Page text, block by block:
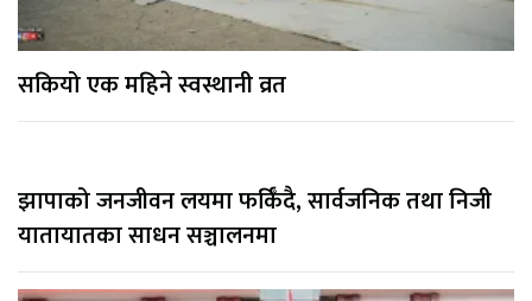
सकियो एक महिने स्वस्थानी व्रत
झापाको जनजीवन लयमा फर्किँदै, सार्वजनिक तथा निजी
यातायातका साधन सञ्चालनमा